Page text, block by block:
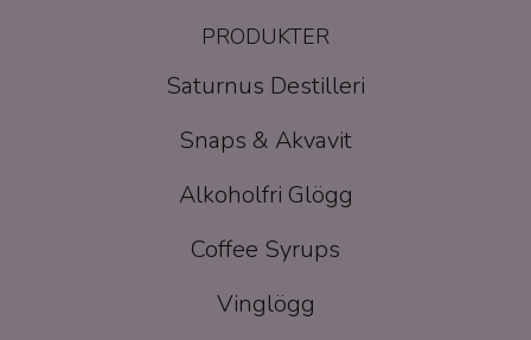
PRODUKTER
Saturnus Destilleri
Snaps & Akvavit
Alkoholfri Glögg
Coffee Syrups
Vinglögg